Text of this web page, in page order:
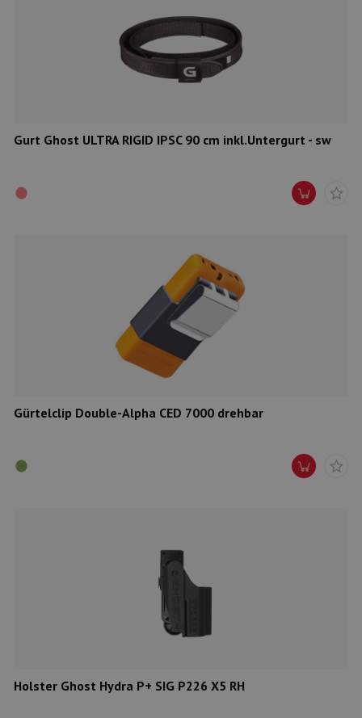
Gurt Ghost ULTRA RIGID IPSC 90 cm inkl.Untergurt - sw
Gürtelclip Double-Alpha CED 7000 drehbar
Holster Ghost Hydra P+ SIG P226 X5 RH